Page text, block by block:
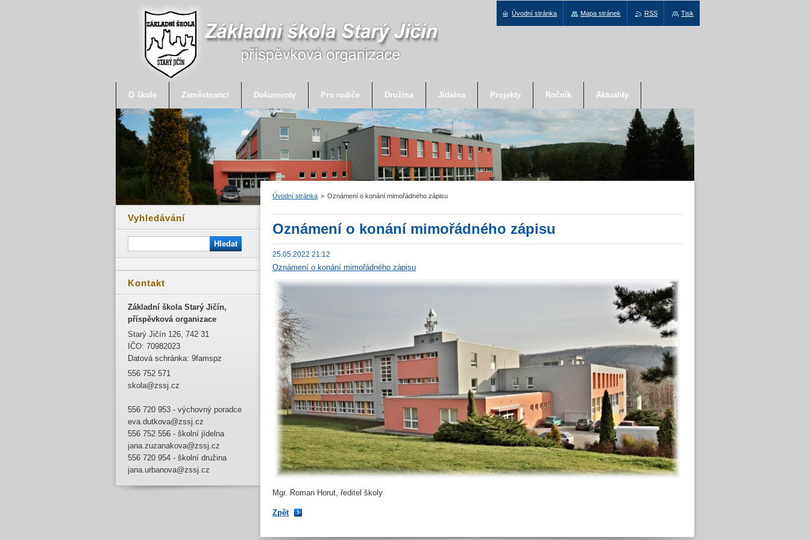
Úvodní stránka > Oznámení o konání mimořádného zápisu
Oznámení o konání mimořádného zápisu
25.05.2022 21:12
Oznámení o konání mimořádného zápisu
Mgr. Roman Horut, ředitel školy
Zpět
Vyhledávání
Kontakt
Základní škola Starý Jičín,
příspěvková organizace
Starý Jičín 126, 742 31
IČO: 70982023
Datová schránka: 9famspz
556 752 571
skola@zssj.cz
556 720 953 - výchovný poradce
eva.dutkova@zssj.cz
556 752 556 - školní jídelna
jana.zuzanakova@zssj.cz
556 720 954 - školní družina
jana.urbanova@zssj.cz
O škole Zaměstnanci Dokumenty Pro rodiče Družina Jídelna Projekty Ročník Aktuality
Úvodní stránka Mapa stránek RSS Tisk